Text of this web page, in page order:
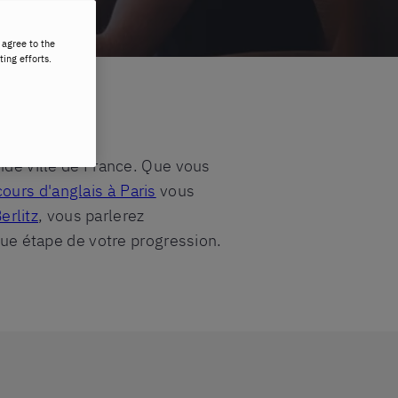
ville de France. Que vous
d'anglais à Paris vous
, vous parlerez
étape de votre progression.
to the
efforts.